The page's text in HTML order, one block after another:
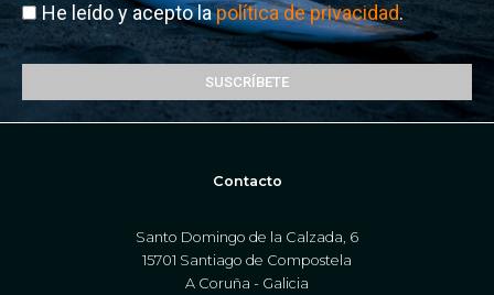
He leído y acepto lapolítica de privacidad.
SUSCRÍBETE
Contacto
Santo Domingo de la Calzada, 6
15701 Santiago de Compostela
A Coruña - Galicia